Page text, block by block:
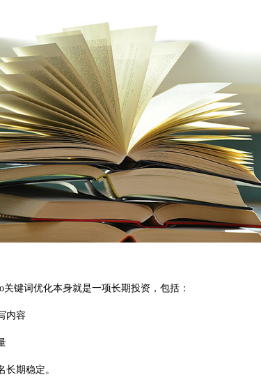
键词优化本身就是一项长期投资，包括：
内容
长期稳定。